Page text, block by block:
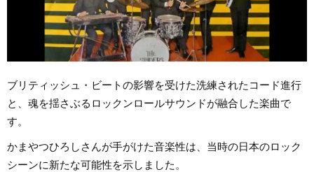
ブリティッシュ・ビートの影響を受けた洗練されたコード進行
と、魂を揺さぶるロックンロールサウンドが融合した楽曲で
す。
かまやつひろしさんが手がけた音楽性は、当時の日本のロック
シーンに新たな可能性を示しました。